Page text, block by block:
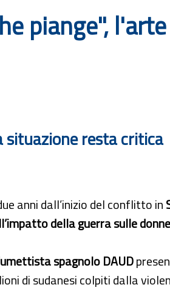
piange",
situazione resta critica
anni dall’inizio del conflitto in
della guerra sulle donne
spagnolo DAUD
di sudanesi colpiti dalla